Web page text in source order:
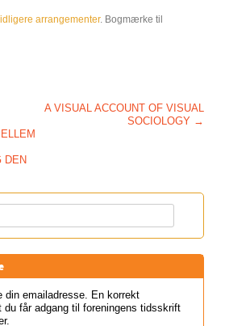
arrangementer. Bogmærke til
A VISUAL ACCOUNT OF VISUAL
SOCIOLOGY →
DEN
din emailadresse. En korrekt
du får adgang til foreningens tidsskrift